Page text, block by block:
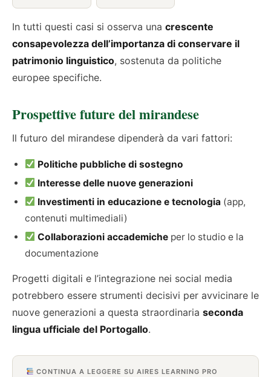
In tutti questi casi si osserva una crescente
consapevolezza dell’importanza di conservare il
patrimonio linguistico, sostenuta da politiche
europee specifiche.
Prospettive future del mirandese
Il futuro del mirandese dipenderà da vari fattori:
Politiche pubbliche di sostegno
Interesse delle nuove generazioni
Investimenti in educazione e tecnologia (app,
contenuti multimediali)
Collaborazioni accademiche per lo studio e la
documentazione
Progetti digitali e l’integrazione nei social media
potrebbero essere strumenti decisivi per avvicinare le
nuove generazioni a questa straordinaria seconda
lingua ufficiale del Portogallo.
CONTINUA A LEGGERE SU AIRES LEARNING PRO